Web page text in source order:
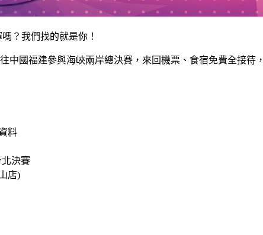
？我們找的就是你！
中國福建參與海峽兩岸總決賽，來回機票、食宿免費全接
料
北決賽
店)